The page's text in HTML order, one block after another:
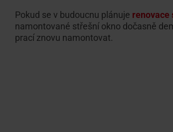
Pokud se v budoucnu plánuje renovace
namontované střešní okno dočasně
prací znovu namontovat.